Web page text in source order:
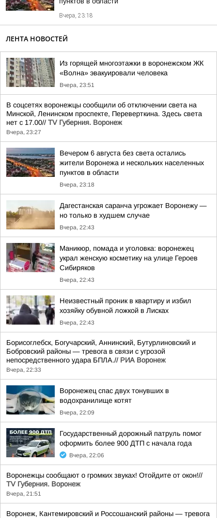
Вчера, 23:18
ЛЕНТА НОВОСТЕЙ
Из горящей многоэтажки в воронежском ЖК
«Волна» эвакуировали человека
Вчера, 23:51
В соцсетях воронежцы сообщили об отключении света на
Минской, Ленинском проспекте, Переверткина. Здесь света
нет с 17.00// TV Губерния. Воронеж
Вчера, 23:27
Вечером 6 августа без света остались
жители Воронежа и нескольких населенных
пунктов в области
Вчера, 23:18
Дагестанская саранча угрожает Воронежу —
но только в худшем случае
Вчера, 22:43
Маникюр, помада и уголовка: воронежец
украл женскую косметику на улице Героев
Сибиряков
Вчера, 22:43
Неизвестный проник в квартиру и избил
хозяйку обувной ложкой в Лисках
Вчера, 22:43
Борисоглебск, Богучарский, Аннинский, Бутурлиновский и
Бобровский районы — тревога в связи с угрозой
непосредственного удара БПЛА.// РИА Воронеж
Вчера, 22:33
Воронежец спас двух тонувших в
водохранилище котят
Вчера, 22:09
Государственный дорожный патруль помог
оформить более 900 ДТП с начала года
Вчера, 22:06
Воронежцы сообщают о громких звуках! Отойдите от окон!//
TV Губерния. Воронеж
Вчера, 21:51
Воронеж, Кантемировский и Россошанский районы — тревога